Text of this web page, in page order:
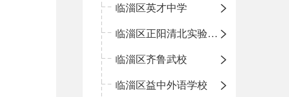
临淄区英才中学
临淄区正阳清北实验学校
临淄区齐鲁武校
临淄区益中外语学校